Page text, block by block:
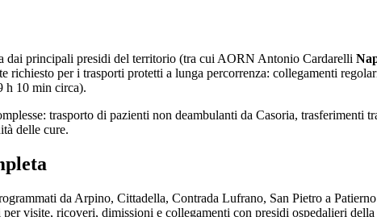
dai principali presidi del territorio (tra cui AORN Antonio Cardarelli
richiesto per i trasporti protetti a lunga percorrenza: collegamenti
h 10 min circa).
trasporto di pazienti non deambulanti da Casoria, trasferimenti
delle cure.
da Arpino, Cittadella, Contrada Lufrano, San Pietro a
visite, ricoveri, dimissioni e collegamenti con presidi ospedalieri